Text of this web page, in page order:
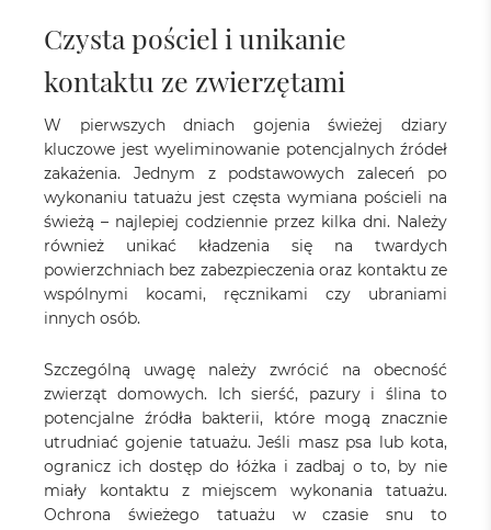
Czysta pościel i unikanie
kontaktu ze zwierzętami
W pierwszych dniach gojenia świeżej dziary
kluczowe jest wyeliminowanie potencjalnych źródeł
zakażenia. Jednym z podstawowych zaleceń po
wykonaniu tatuażu jest częsta wymiana pościeli na
świeżą – najlepiej codziennie przez kilka dni. Należy
również unikać kładzenia się na twardych
powierzchniach bez zabezpieczenia oraz kontaktu ze
wspólnymi kocami, ręcznikami czy ubraniami
innych osób.
Szczególną uwagę należy zwrócić na obecność
zwierząt domowych. Ich sierść, pazury i ślina to
potencjalne źródła bakterii, które mogą znacznie
utrudniać gojenie tatuażu. Jeśli masz psa lub kota,
ogranicz ich dostęp do łóżka i zadbaj o to, by nie
miały kontaktu z miejscem wykonania tatuażu.
Ochrona świeżego tatuażu w czasie snu to